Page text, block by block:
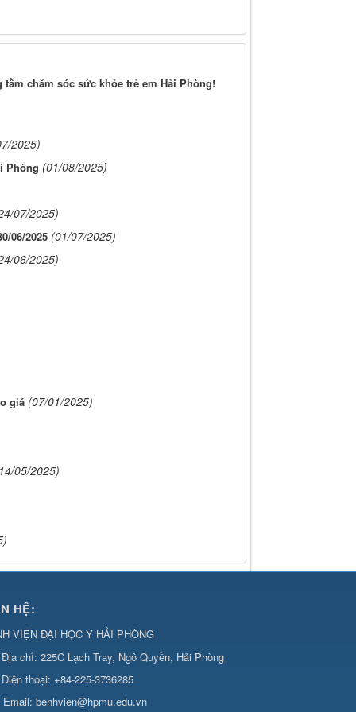
chăm sóc sức khỏe trẻ em Hải Phòng!
2025)
Phòng (01/08/2025)
07/2025)
06/2025 (01/07/2025)
06/2025)
giá (07/01/2025)
05/2025)
HỆ:
VIỆN ĐẠI HỌC Y HẢI PHÒNG
Địa chỉ: 225C Lạch Tray, Ngô Quyền, Hải Phòng
Điện thoại: +84-225-3736285
Email: benhvien@hpmu.edu.vn